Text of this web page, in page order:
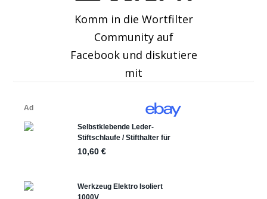
Komm in die Wortfilter
Community auf
Facebook und diskutiere
mit